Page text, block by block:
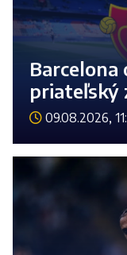
Barcelona
priateľský
09.08.2026,